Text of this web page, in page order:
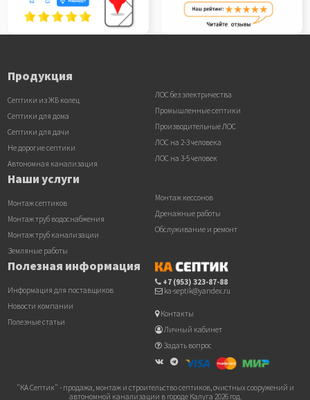
Продукция
Септики из ЖБ колец
Септики для дома
Септики для дачи
Не дорогие септики
Автономная канализация
ЛОС без электричества
Промышленные септики
Производительные ЛОС
ЛОС на 2-3 человека
ЛОС на 3-5 человек
Наши услуги
Монтаж септиков
Монтаж труб водоснабжения
Монтаж труб канализации
Земляные работы
Монтаж кессонов
Дренажные работы
Обслуживание и ремонт
Полезная информация
Информация для поставщиков
Новости компании
Полезные статьи
+7 (953) 323-87-88
ka-septik@yandex.ru
Контакты
Личный кабинет
Задать вопрос
"КА Септик" - продажа, монтаж и строительство септиков, очистных сооружений и
автономной канализации в городе Калуга 2026 год.